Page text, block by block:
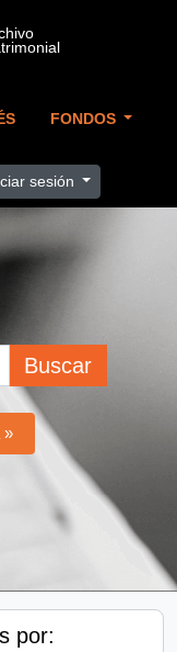
FONDOS
sesión
Buscar
»
por: